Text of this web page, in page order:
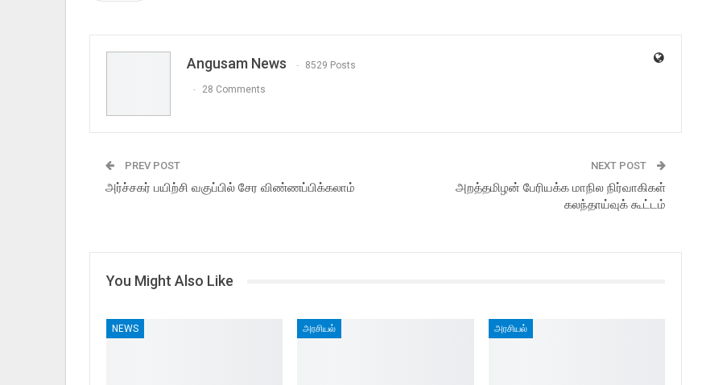
Angusam News 8529 Posts
28 Comments
PREV POST
அர்ச்சகர் பயிற்சி வகுப்பில் சேர விண்ணப்பிக்கலாம்
NEXT POST
அறத்தமிழன் பேரியக்க மாநில நிர்வாகிகள்
கலந்தாய்வுக் கூட்டம்
You Might Also Like
NEWS அரசியல் அரசியல்